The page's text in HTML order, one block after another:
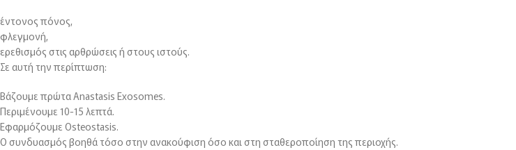
έντονος πόνος,
φλεγμονή,
ερεθισμός στις αρθρώσεις ή στους ιστούς.
Σε αυτή την περίπτωση:
Βάζουμε πρώτα Anastasis Exosomes.
Περιμένουμε 10-15 λεπτά.
Εφαρμόζουμε Osteostasis.
Ο συνδυασμός βοηθά τόσο στην ανακούφιση όσο και στη σταθεροποίηση της περιοχής.